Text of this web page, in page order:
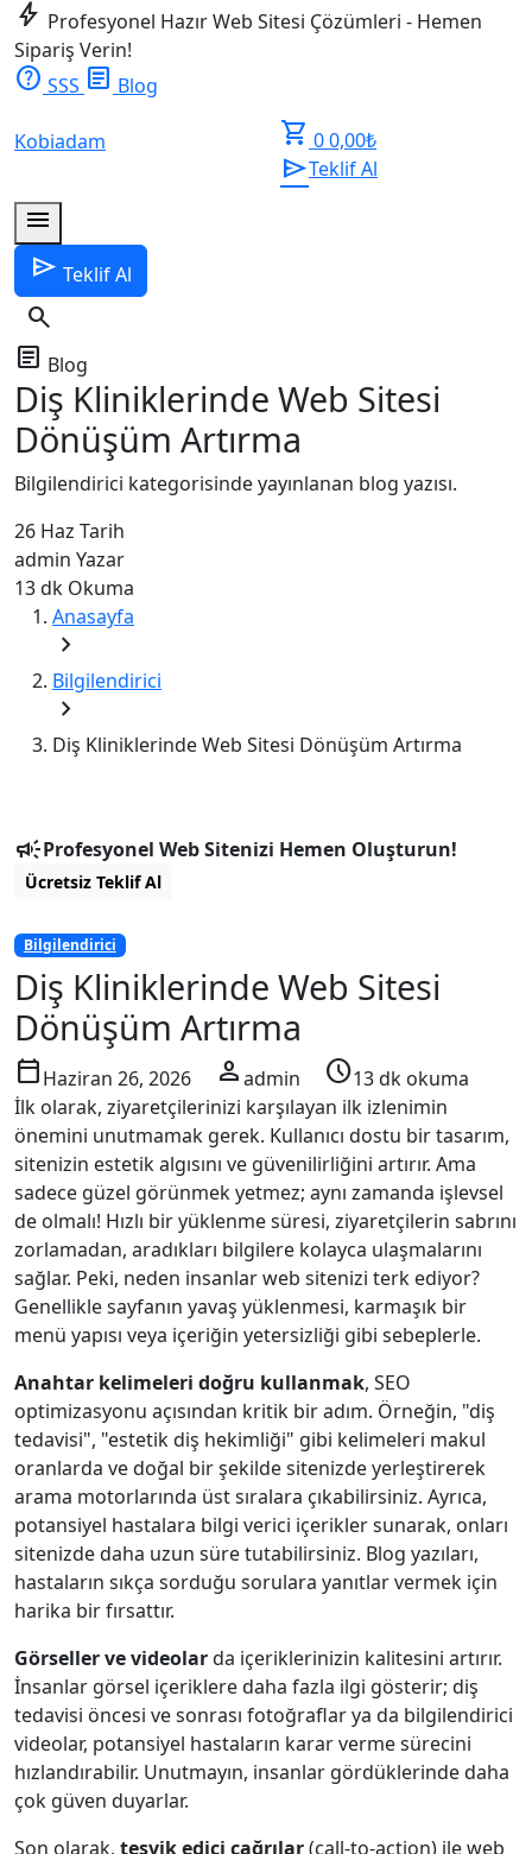
bolt Profesyonel Hazır Web Sitesi Çözümleri - Hemen
Sipariş Verin!
help SSS article Blog
Kobiadam shopping_cart 00,00₺
sendTeklif Al
menu
send Teklif Al
search
article Blog
Diş Kliniklerinde Web Sitesi
Dönüşüm Artırma
Bilgilendirici kategorisinde yayınlanan blog yazısı.
26 Haz Tarih
admin Yazar
13 dk Okuma
Anasayfa
chevron_right
Bilgilendirici
chevron_right
Diş Kliniklerinde Web Sitesi Dönüşüm Artırma
campaignProfesyonel Web Sitenizi Hemen Oluşturun!
Ücretsiz Teklif Al
Bilgilendirici
Diş Kliniklerinde Web Sitesi
Dönüşüm Artırma
calendar_todayHaziran 26, 2026 personadmin schedule13 dk okuma
İlk olarak, ziyaretçilerinizi karşılayan ilk izlenimin
önemini unutmamak gerek. Kullanıcı dostu bir tasarım,
sitenizin estetik algısını ve güvenilirliğini artırır. Ama
sadece güzel görünmek yetmez; aynı zamanda işlevsel
de olmalı! Hızlı bir yüklenme süresi, ziyaretçilerin sabrını
zorlamadan, aradıkları bilgilere kolayca ulaşmalarını
sağlar. Peki, neden insanlar web sitenizi terk ediyor?
Genellikle sayfanın yavaş yüklenmesi, karmaşık bir
menü yapısı veya içeriğin yetersizliği gibi sebeplerle.
Anahtar kelimeleri doğru kullanmak, SEO
optimizasyonu açısından kritik bir adım. Örneğin, "diş
tedavisi", "estetik diş hekimliği" gibi kelimeleri makul
oranlarda ve doğal bir şekilde sitenizde yerleştirerek
arama motorlarında üst sıralara çıkabilirsiniz. Ayrıca,
potansiyel hastalara bilgi verici içerikler sunarak, onları
sitenizde daha uzun süre tutabilirsiniz. Blog yazıları,
hastaların sıkça sorduğu sorulara yanıtlar vermek için
harika bir fırsattır.
Görseller ve videolarda içeriklerinizin kalitesini artırır.
İnsanlar görsel içeriklere daha fazla ilgi gösterir; diş
tedavisi öncesi ve sonrası fotoğraflar ya da bilgilendirici
videolar, potansiyel hastaların karar verme sürecini
hızlandırabilir. Unutmayın, insanlar gördüklerinde daha
çok güven duyarlar.
Son olarak, teşvik edici çağrılar(call-to-action) ile web